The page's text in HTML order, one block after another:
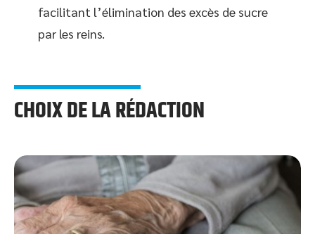
facilitant l’élimination des excès de sucre
par les reins.
CHOIX DE LA RÉDACTION